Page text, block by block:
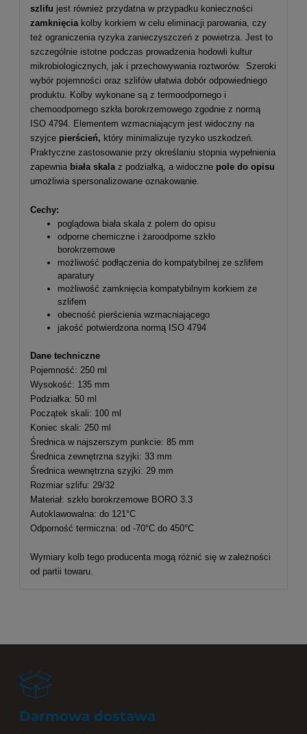
szlifu jest również przydatna w przypadku konieczności
zamknięciakolby korkiem w celu eliminacji parowania, czy
też ograniczenia ryzyka zanieczyszczeń z powietrza. Jest to
szczególnie istotne podczas prowadzenia hodowli kultur
mikrobiologicznych, jak i przechowywania roztworów. Szeroki
wybór pojemności oraz szlifów ułatwia dobór odpowiedniego
produktu. Kolby wykonane są z termoodpornego i
chemoodpornego szkła borokrzemowego zgodnie z normą
ISO 4794. Elementem wzmacniającym jest widoczny na
szyjce pierścień, który minimalizuje ryzyko uszkodzeń.
Praktyczne zastosowanie przy określaniu stopnia wypełnienia
zapewnia biała skalaz podziałką, a widoczne pole do opisu
umożliwia spersonalizowane oznakowanie.
Cechy:
poglądowa biała skala z polem do opisu
odporne chemiczne i żaroodporne szkło
borokrzemowe
możliwość podłączenia do kompatybilnej ze szlifem
aparatury
możliwość zamknięcia kompatybilnym korkiem ze
szlifem
obecność pierścienia wzmacniającego
jakość potwierdzona normą ISO 4794
Dane techniczne
Pojemność: 250 ml
Wysokość: 135 mm
Podziałka: 50 ml
Początek skali: 100 ml
Koniec skali: 250 ml
Średnica w najszerszym punkcie: 85 mm
Średnica zewnętrzna szyjki: 33 mm
Średnica wewnętrzna szyjki: 29 mm
Rozmiar szlifu: 29/32
Materiał: szkło borokrzemowe BORO 3.3
Autoklawowalna: do 121°C
Odporność termiczna: od -70°C do 450°C
Wymiary kolb tego producenta mogą różnić się w zależności
od partii towaru.
Darmowa dostawa